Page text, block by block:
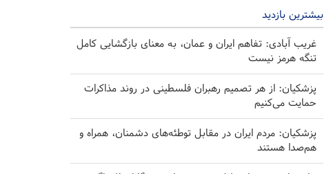
بیشترین بازدید
غریب آبادی: تفاهم ایران و عمان، به معنای بازگشایی کامل
تنگه هرمز نیست
پزشکیان: از هر تصمیم رهبران فلسطینی در روند مذاکرات
حمایت می‌کنیم
پزشکیان: مردم ایران در مقابل توطئه‌های دشمنان، همراه و
هم‌صدا هستند